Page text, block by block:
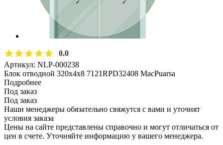
0.0
Артикул: NLP-000238
Блок отводной 320х4х8 7121RPD32408 MacPuarsa
Подробнее
Под заказ
Под заказ
Наши менеджеры обязательно свяжутся с вами и уточнят
условия заказа
Цены на сайте представлены справочно и могут отличаться от
цен в счете. Уточняйте информацию у вашего менеджера.